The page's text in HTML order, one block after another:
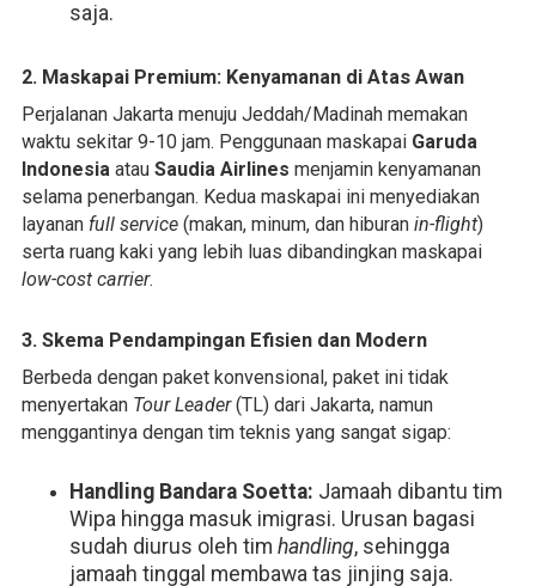
saja.
2. Maskapai Premium: Kenyamanan di Atas Awan
Perjalanan Jakarta menuju Jeddah/Madinah memakan
waktu sekitar 9-10 jam. Penggunaan maskapai Garuda
Indonesiaatau Saudia Airlines menjamin kenyamanan
selama penerbangan. Kedua maskapai ini menyediakan
layanan full service(makan, minum, dan hiburan in-flight)
serta ruang kaki yang lebih luas dibandingkan maskapai
low-cost carrier.
3. Skema Pendampingan Efisien dan Modern
Berbeda dengan paket konvensional, paket ini tidak
menyertakan Tour Leader(TL) dari Jakarta, namun
menggantinya dengan tim teknis yang sangat sigap:
Handling Bandara Soetta: Jamaah dibantu tim
Wipa hingga masuk imigrasi. Urusan bagasi
sudah diurus oleh tim handling, sehingga
jamaah tinggal membawa tas jinjing saja.